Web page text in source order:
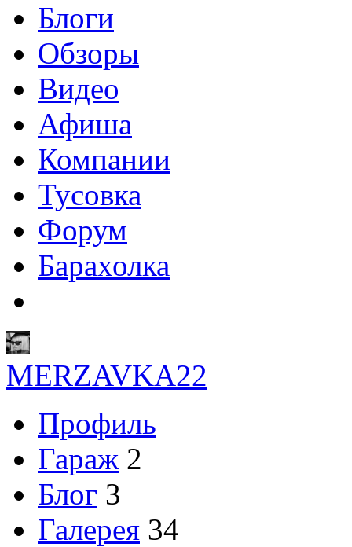
Блоги
Обзоры
Видео
Афиша
Компании
Тусовка
Форум
Барахолка
MERZAVKA22
Профиль
Гараж 2
Блог 3
Галерея 34